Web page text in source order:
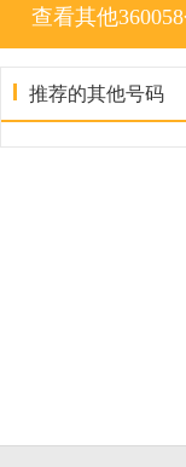
查看其他
推荐的其他号码